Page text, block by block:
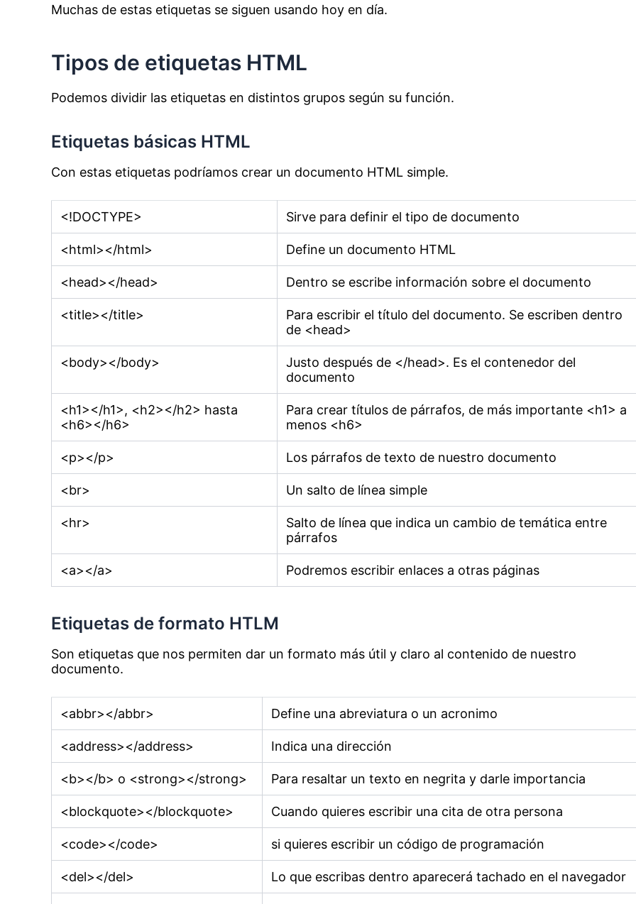
Muchas de estas etiquetas se siguen usando hoy en día.
Tipos de etiquetas HTML
Podemos dividir las etiquetas en distintos grupos según su función.
Etiquetas básicas HTML
Con estas etiquetas podríamos crear un documento HTML simple.
<!DOCTYPE> Sirve para definir el tipo de documento
<html></html> Define un documento HTML
<head></head> Dentro se escribe información sobre el documento
<title></title>
Para escribir el título del documento. Se escriben dentro
de <head>
<body></body>
Justo después de </head>. Es el contenedor del
documento
<h1></h1>, <h2></h2> hasta
<h6></h6>
Para crear títulos de párrafos, de más importante <h1> a
menos <h6>
<p></p> Los párrafos de texto de nuestro documento
<br> Un salto de línea simple
<hr>
Salto de línea que indica un cambio de temática entre
párrafos
<a></a> Podremos escribir enlaces a otras páginas
Etiquetas de formato HTLM
Son etiquetas que nos permiten dar un formato más útil y claro al contenido de nuestro
documento.
<abbr></abbr> Define una abreviatura o un acronimo
<address></address> Indica una dirección
<b></b> o <strong></strong> Para resaltar un texto en negrita y darle importancia
<blockquote></blockquote> Cuando quieres escribir una cita de otra persona
<code></code> si quieres escribir un código de programación
<del></del> Lo que escribas dentro aparecerá tachado en el navegador